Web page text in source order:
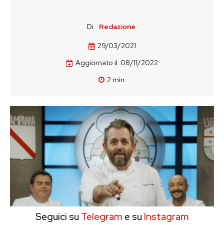
Di: Redazione
29/03/2021
Aggiornato il: 08/11/2022
2min.
Seguici su Telegram e su Instagram